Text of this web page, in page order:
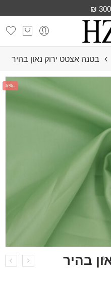
בטנה אצטט ירוק נאון בהיר
-5%
בהיר